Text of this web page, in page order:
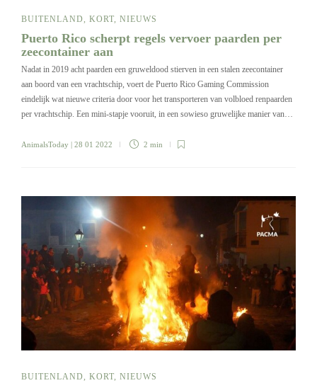
BUITENLAND, KORT, NIEUWS
Puerto Rico scherpt regels vervoer paarden per
zeecontainer aan
Nadat in 2019 acht paarden een gruweldood stierven in een stalen zeecontainer
aan boord van een vrachtschip, voert de Puerto Rico Gaming Commission
eindelijk wat nieuwe criteria door voor het transporteren van volbloed renpaarden
per vrachtschip. Een mini-stapje vooruit, in een sowieso gruwelijke manier van…
AnimalsToday | 28 01 2022 2 min
BUITENLAND, KORT, NIEUWS